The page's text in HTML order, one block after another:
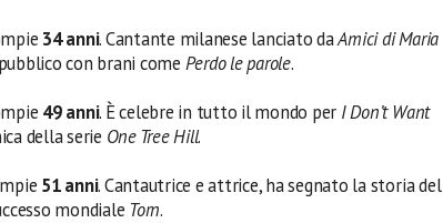
34 anni. Cantante milanese lanciato daAmici di Maria
con brani come Perdo le parole.
49 anni. È celebre in tutto il mondo per I Don’t Want
della serie One Tree Hill.
51 anni. Cantautrice e attrice, ha segnato la storia del
mondiale Torn.